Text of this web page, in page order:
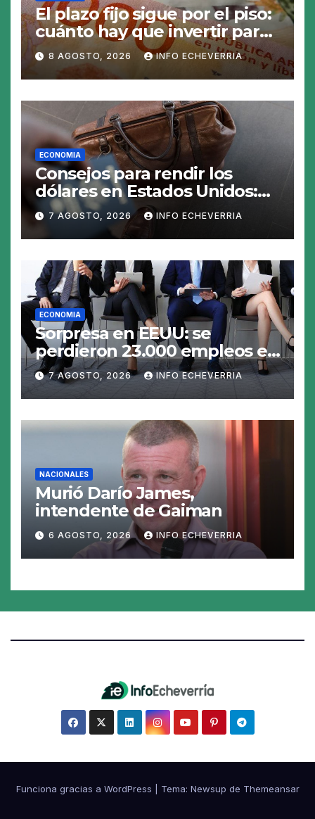
El plazo fijo sigue por el piso:
cuánto hay que invertir para
generar $50.000 en 30 días
8 AGOSTO, 2026 INFO ECHEVERRIA
ECONOMIA
Consejos para rendir los
dólares en Estados Unidos:
claves para no gastar de más
en el viaje
7 AGOSTO, 2026 INFO ECHEVERRIA
ECONOMIA
Sorpresa en EEUU: se
perdieron 23.000 empleos en
julio y el mercado recalcula
las perspectivas para las
tasas
7 AGOSTO, 2026 INFO ECHEVERRIA
NACIONALES
Murió Darío James,
intendente de Gaiman
6 AGOSTO, 2026 INFO ECHEVERRIA
Funciona gracias a WordPress Tema: Newsup de Themeansar